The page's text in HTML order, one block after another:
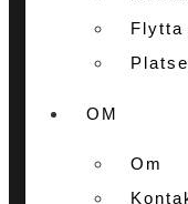
Flytta
OM
Om